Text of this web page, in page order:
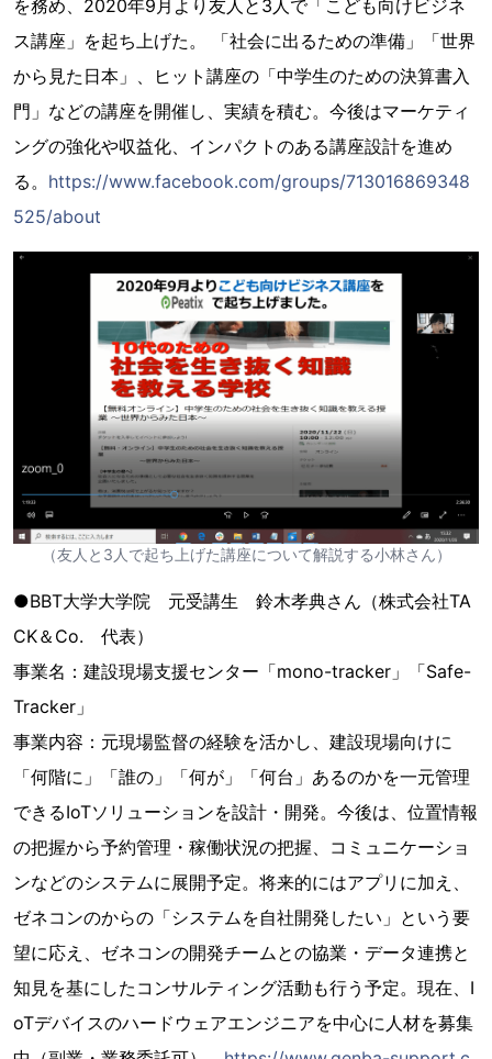
を務め、2020年9月より友人と3人で「こども向けビジネ
ス講座」を起ち上げた。 「社会に出るための準備」「世界
から見た日本」、ヒット講座の「中学生のための決算書入
門」などの講座を開催し、実績を積む。今後はマーケティ
ングの強化や収益化、インパクトのある講座設計を進め
る。 https://www.facebook.com/groups/713016869348
525/about
（友人と3人で起ち上げた講座について解説する小林さん）
●BBT大学大学院 元受講生 鈴木孝典さん（株式会社TA
CK＆Co. 代表）
事業名：建設現場支援センター「mono-tracker」「Safe-
Tracker」
事業内容：元現場監督の経験を活かし、建設現場向けに
「何階に」「誰の」「何が」「何台」あるのかを一元管理
できるIoTソリューションを設計・開発。今後は、位置情報
の把握から予約管理・稼働状況の把握、コミュニケーショ
ンなどのシステムに展開予定。将来的にはアプリに加え、
ゼネコンのからの「システムを自社開発したい」という要
望に応え、ゼネコンの開発チームとの協業・データ連携と
知見を基にしたコンサルティング活動も行う予定。現在、I
oTデバイスのハードウェアエンジニアを中心に人材を募集